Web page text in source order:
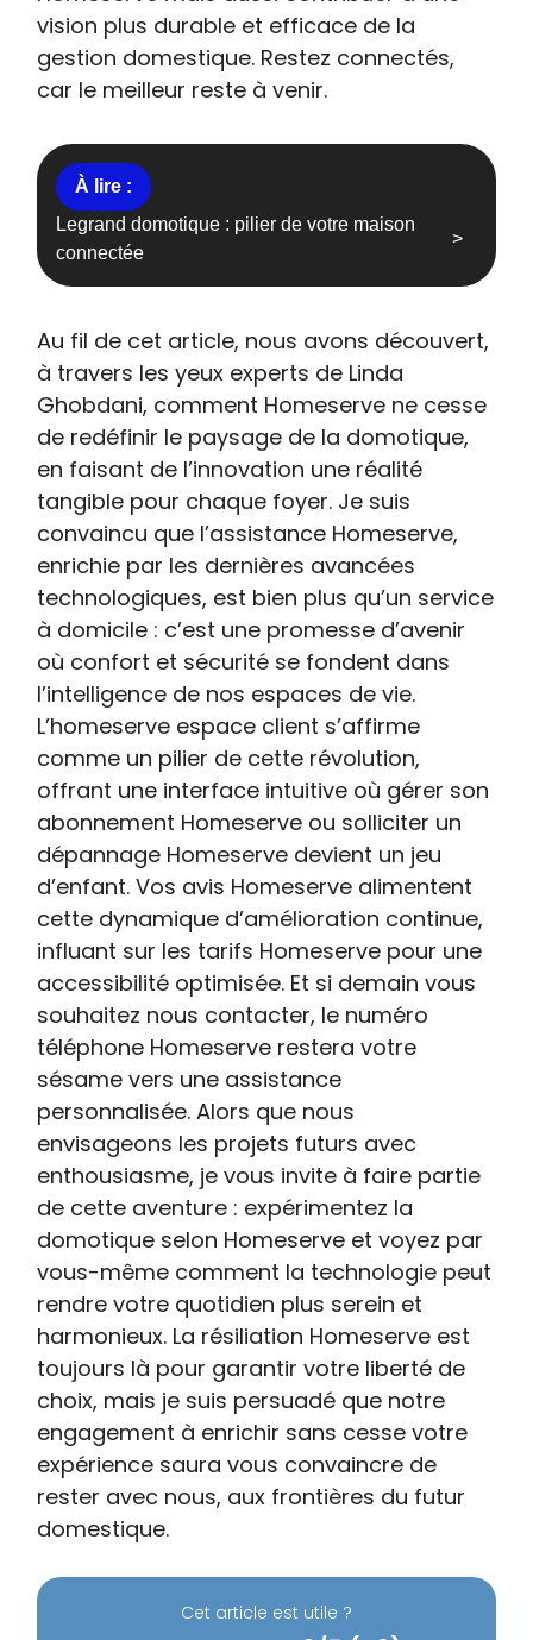
vision plus durable et efficace de la
gestion domestique. Restez connectés,
car le meilleur reste à venir.
Legrand domotique : pilier de votre maison
connectée
Au fil de cet article, nous avons découvert,
à travers les yeux experts de Linda
Ghobdani, comment Homeserve ne cesse
de redéfinir le paysage de la domotique,
en faisant de l’innovation une réalité
tangible pour chaque foyer. Je suis
convaincu que l’assistance Homeserve,
enrichie par les dernières avancées
technologiques, est bien plus qu’un service
à domicile : c’est une promesse d’avenir
où confort et sécurité se fondent dans
l’intelligence de nos espaces de vie.
L’homeserve espace client s’affirme
comme un pilier de cette révolution,
offrant une interface intuitive où gérer son
abonnement Homeserve ou solliciter un
dépannage Homeserve devient un jeu
d’enfant. Vos avis Homeserve alimentent
cette dynamique d’amélioration continue,
influant sur les tarifs Homeserve pour une
accessibilité optimisée. Et si demain vous
souhaitez nous contacter, le numéro
téléphone Homeserve restera votre
sésame vers une assistance
personnalisée. Alors que nous
envisageons les projets futurs avec
enthousiasme, je vous invite à faire partie
de cette aventure : expérimentez la
domotique selon Homeserve et voyez par
vous-même comment la technologie peut
rendre votre quotidien plus serein et
harmonieux. La résiliation Homeserve est
toujours là pour garantir votre liberté de
choix, mais je suis persuadé que notre
engagement à enrichir sans cesse votre
expérience saura vous convaincre de
rester avec nous, aux frontières du futur
domestique.
Cet article est utile ?